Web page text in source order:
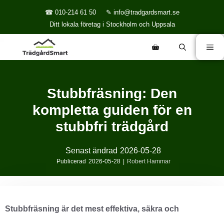
☎ 010-214 61 50
✎ info@tradgardsmart.se
Ditt lokala företag i Stockholm och Uppsala
Stubbfräsning: Den
kompletta guiden för en
stubbfri trädgård
Senast ändrad 2026-05-28
Publicerad 2026-05-28 Robert Hammar
Stubbfräsning är det mest effektiva, säkra och